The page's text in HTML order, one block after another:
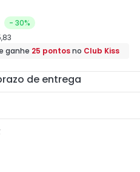
- 30%
,83
ganhe 25 pontosno Club Kiss